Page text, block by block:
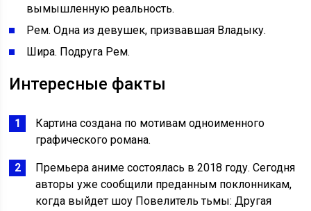
вымышленную реальность.
Рем. Одна из девушек, призвавшая Владыку.
Шира. Подруга Рем.
Интересные факты
Картина создана по мотивам одноименного
графического романа.
Премьера аниме состоялась в 2018 году. Сегодня
авторы уже сообщили преданным поклонникам,
когда выйдет шоу Повелитель тьмы: Другая